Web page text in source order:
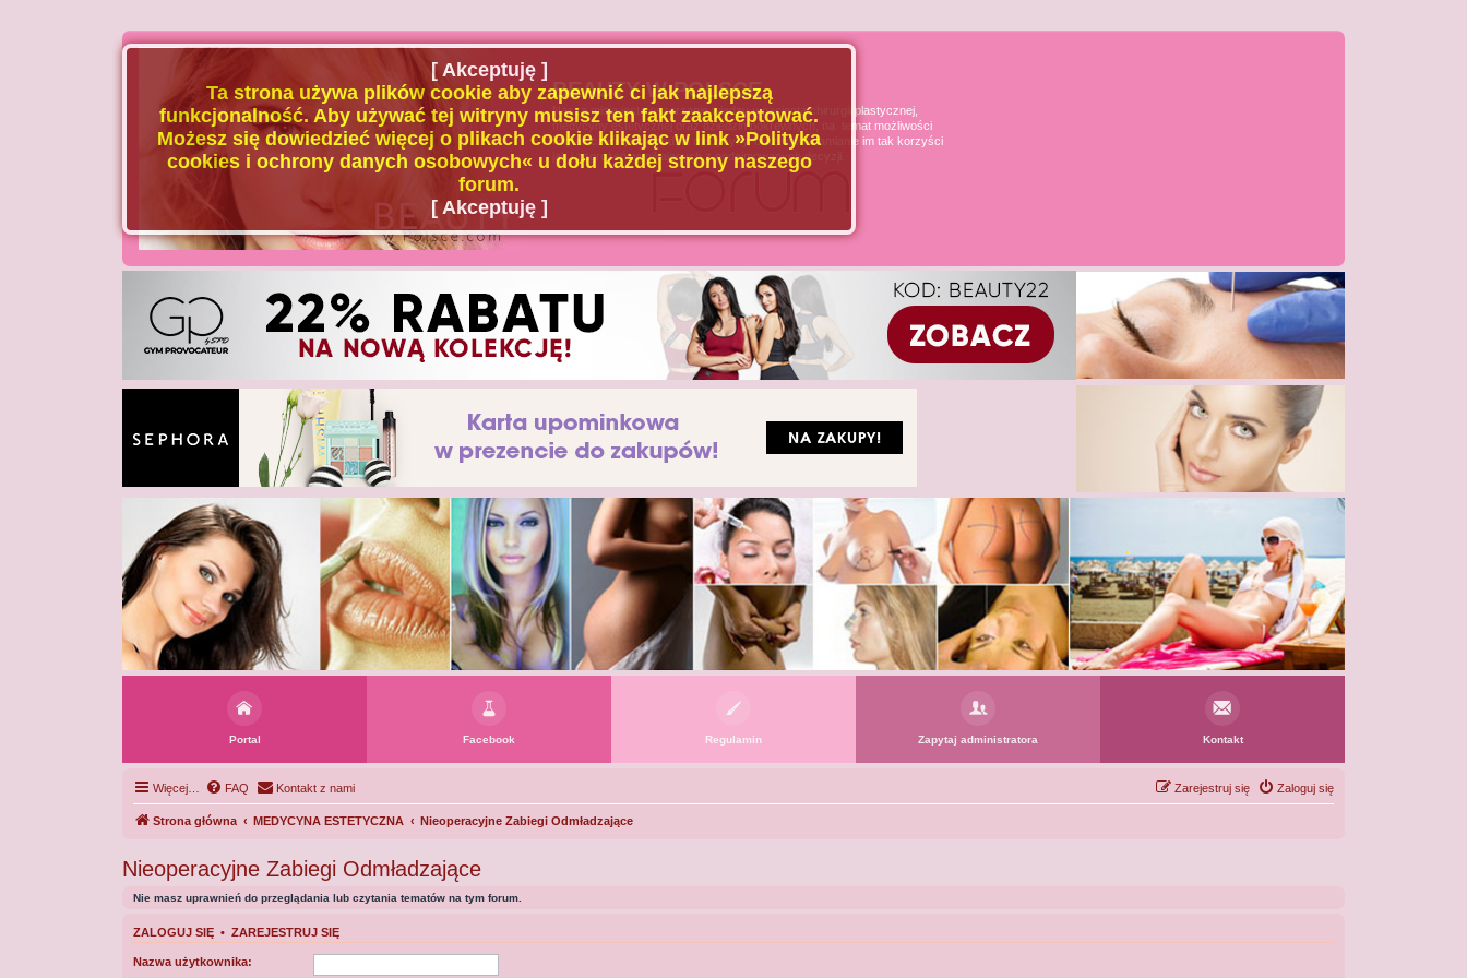
BEAUTY W POLSCE
Naszą misją jest poszerzanie wiedzy u pacjenta chirurgii plastycznej,
medycyny estetycznej oraz dziedzin pokrewnych, na temat możliwości
i ograniczeń tych dziedzin medycyny, oraz uświadamianie im tak korzyści
jak i zagrożeń wynikających z podejmowanych decyzji.
Portal Facebook Regulamin Zapytaj administratora Kontakt
Więcej… FAQ Kontakt z nami Zaloguj się
Zarejestruj się
Strona główna MEDYCYNA ESTETYCZNA Nieoperacyjne Zabiegi Odmładzające
Nieoperacyjne Zabiegi Odmładzające
Nie masz uprawnień do przeglądania lub czytania tematów na tym forum.
ZALOGUJ SIĘ • ZAREJESTRUJ SIĘ
Nazwa użytkownika:
[ Akceptuję ]
Ta strona używa plików cookie aby zapewnić ci jak najlepszą
funkcjonalność. Aby używać tej witryny musisz ten fakt zaakceptować.
Możesz się dowiedzieć więcej o plikach cookie klikając w link »Polityka
cookies i ochrony danych osobowych« u dołu każdej strony naszego
forum.
[ Akceptuję ]